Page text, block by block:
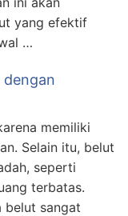
yang efektif
…
dengan
memiliki
Selain itu, belut
seperti
terbatas.
belut sangat